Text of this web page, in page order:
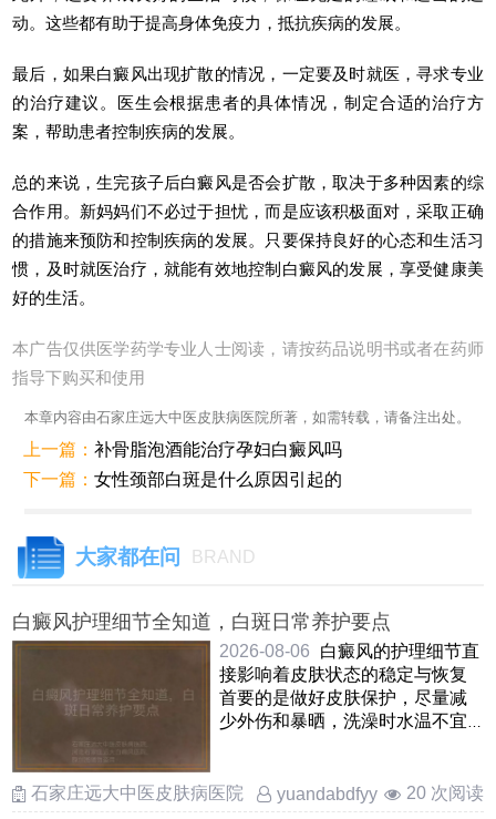
动。这些都有助于提高身体免疫力，抵抗疾病的发展。
最后，如果白癜风出现扩散的情况，一定要及时就医，寻求专业
的治疗建议。医生会根据患者的具体情况，制定合适的治疗方
案，帮助患者控制疾病的发展。
总的来说，生完孩子后白癜风是否会扩散，取决于多种因素的综
合作用。新妈妈们不必过于担忧，而是应该积极面对，采取正确
的措施来预防和控制疾病的发展。只要保持良好的心态和生活习
惯，及时就医治疗，就能有效地控制白癜风的发展，享受健康美
好的生活。
本广告仅供医学药学专业人士阅读，请按药品说明书或者在药师
指导下购买和使用
本章内容由石家庄远大中医皮肤病医院所著，如需转载，请备注出处。
上一篇：补骨脂泡酒能治疗孕妇白癜风吗
下一篇：女性颈部白斑是什么原因引起的
大家都在问 BRAND
白癜风护理细节全知道，白斑日常养护要点
2026-08-06
白癜风的护理细节直
接影响着皮肤状态的稳定与恢复
首要的是做好皮肤保护，尽量减
少外伤和暴晒，洗澡时水温不宜
石家庄远大中医皮肤病医院 yuandabdfyy 20 次阅读